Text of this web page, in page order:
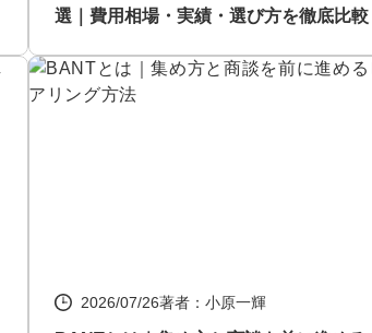
選｜費用相場・実績・選び方を徹底比較
2026/07/26著者：小原一輝